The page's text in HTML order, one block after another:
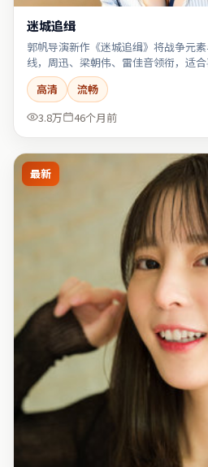
迷城追缉
郭帆导演新作《迷城追缉》将战争元
线，周迅、梁朝伟、雷佳音领衔，适合
高清
流畅
3.8万
46个月前
最新